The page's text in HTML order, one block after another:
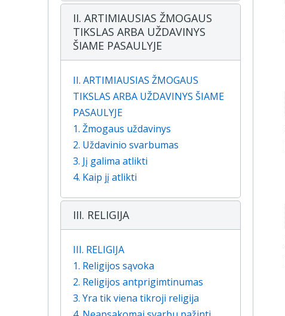
II. ARTIMIAUSIAS ŽMOGAUS
TIKSLAS ARBA UŽDAVINYS
ŠIAME PASAULYJE
II. ARTIMIAUSIAS ŽMOGAUS
TIKSLAS ARBA UŽDAVINYS ŠIAME
PASAULYJE
1. Žmogaus uždavinys
2. Uždavinio svarbumas
3. Jį galima atlikti
4. Kaip jį atlikti
III. RELIGIJA
III. RELIGIJA
1. Religijos sąvoka
2. Religijos antprigimtinumas
3. Yra tik viena tikroji religija